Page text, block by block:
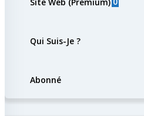
Qui Suis-Je ?
Abonné